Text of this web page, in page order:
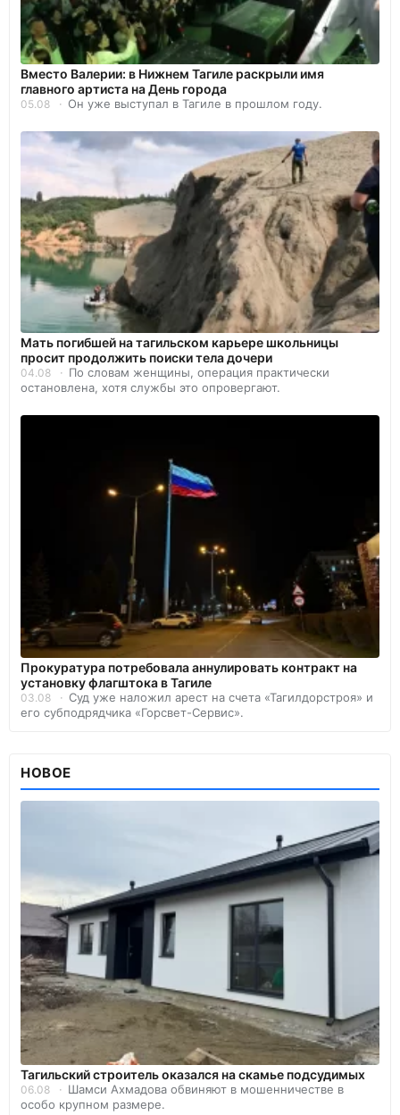
Вместо Валерии: в Нижнем Тагиле раскрыли имя
главного артиста на День города
05.08 Он уже выступал в Тагиле в прошлом году.
Мать погибшей на тагильском карьере школьницы
просит продолжить поиски тела дочери
04.08
По словам женщины, операция практически
остановлена, хотя службы это опровергают.
Прокуратура потребовала аннулировать контракт на
установку флагштока в Тагиле
03.08
Суд уже наложил арест на счета «Тагилдорстроя» и
его субподрядчика «Горсвет-Сервис».
НОВОЕ
Тагильский строитель оказался на скамье подсудимых
06.08
Шамси Ахмадова обвиняют в мошенничестве в
особо крупном размере.